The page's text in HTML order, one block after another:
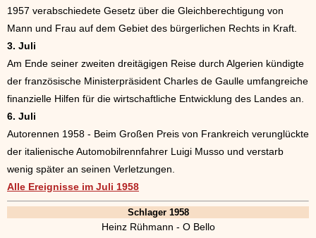
1957 verabschiedete Gesetz über die Gleichberechtigung von
Mann und Frau auf dem Gebiet des bürgerlichen Rechts in Kraft.
3. Juli
Am Ende seiner zweiten dreitägigen Reise durch Algerien kündigte
der französische Ministerpräsident Charles de Gaulle umfangreiche
finanzielle Hilfen für die wirtschaftliche Entwicklung des Landes an.
6. Juli
Autorennen 1958 - Beim Großen Preis von Frankreich verunglückte
der italienische Automobilrennfahrer Luigi Musso und verstarb
wenig später an seinen Verletzungen.
Alle Ereignisse im Juli 1958
Schlager 1958
Heinz Rühmann - O Bello